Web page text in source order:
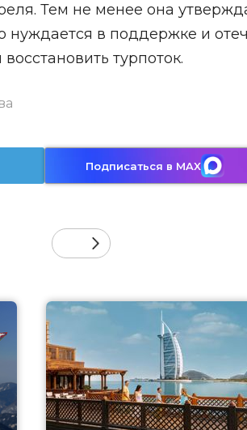
Тем не менее она
нуждается в поддержке и
турпоток.
Подписаться в MAX